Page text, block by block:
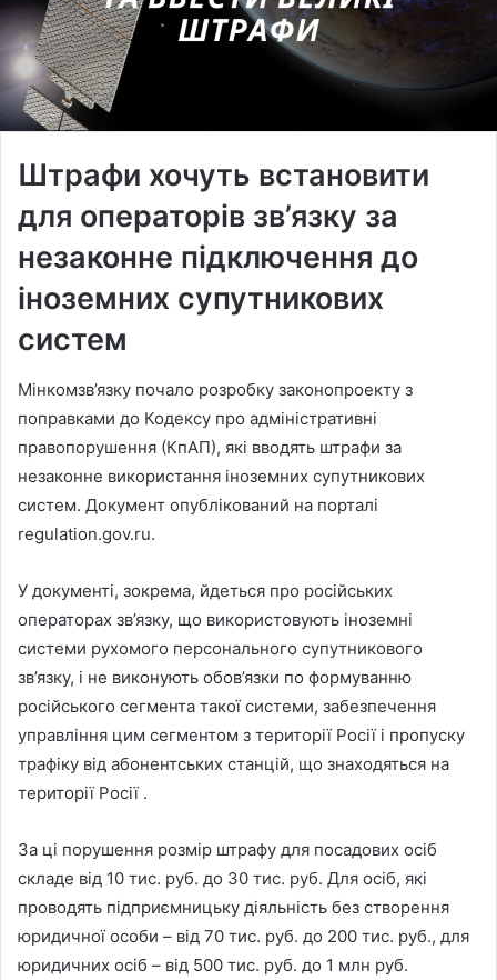
Штрафи хочуть встановити
для операторів зв’язку за
незаконне підключення до
іноземних супутникових
систем
Мінкомзв’язку почало розробку законопроекту з
поправками до Кодексу про адміністративні
правопорушення (КпАП), які вводять штрафи за
незаконне використання іноземних супутникових
систем. Документ опублікований на порталі
regulation.gov.ru.
У документі, зокрема, йдеться про російських
операторах зв’язку, що використовують іноземні
системи рухомого персонального супутникового
зв’язку, і не виконують обов’язки по формуванню
російського сегмента такої системи, забезпечення
управління цим сегментом з території Росії і пропуску
трафіку від абонентських станцій, що знаходяться на
території Росії .
За ці порушення розмір штрафу для посадових осіб
складе від 10 тис. руб. до 30 тис. руб. Для осіб, які
проводять підприємницьку діяльність без створення
юридичної особи – від 70 тис. руб. до 200 тис. руб., для
юридичних осіб – від 500 тис. руб. до 1 млн руб.